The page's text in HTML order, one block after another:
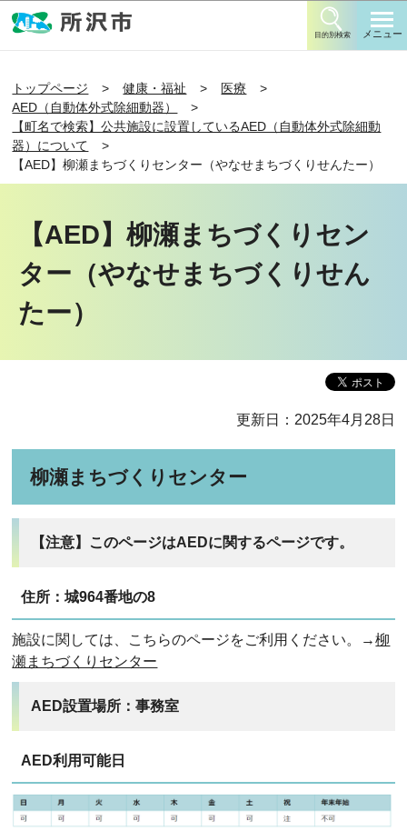
目的別検索 メニュー
トップページ 健康・福祉
医療
AED（自動体外式除細動器）
【町名で検索】公共施設に設置しているAED（自動体外式除細動
器）について
【AED】柳瀬まちづくりセンター（やなせまちづくりせんたー）
【AED】柳瀬まちづくりセン
ター（やなせまちづくりせん
たー）
更新日：2025年4月28日
柳瀬まちづくりセンター
【注意】このページはAEDに関するページです。
住所：城964番地の8
施設に関しては、こちらのページをご利用ください。→柳
瀬まちづくりセンター
AED設置場所：事務室
AED利用可能日